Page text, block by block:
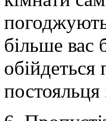
більше вас
постояльця